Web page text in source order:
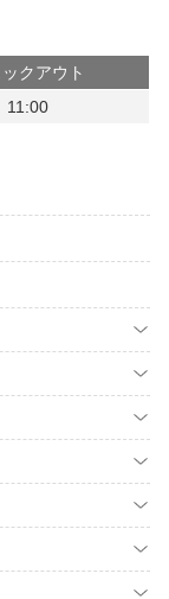
クアウト
11:00